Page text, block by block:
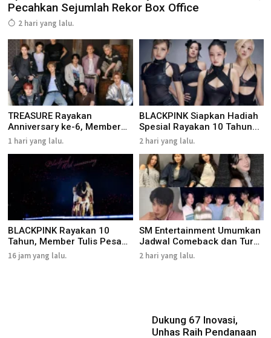
Pecahkan Sejumlah Rekor Box Office
2 hari yang lalu.
TREASURE Rayakan
Anniversary ke-6, Member
Sapa Teu...
1 hari yang lalu.
BLACKPINK Siapkan Hadiah
Spesial Rayakan 10 Tahun...
2 hari yang lalu.
BLACKPINK Rayakan 10
Tahun, Member Tulis Pesan
unt...
16 jam yang lalu.
SM Entertainment Umumkan
Jadwal Comeback dan Tur
A...
2 hari yang lalu.
Dukung 67 Inovasi,
Unhas Raih Pendanaan